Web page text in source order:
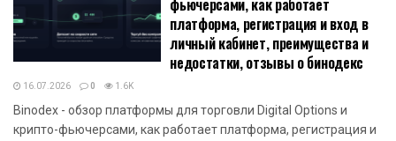
фьючерсами, как работает
платформа, регистрация и вход в
личный кабинет, преимущества и
недостатки, отзывы о бинодекс
16.07.2026 0 1.6K
Binodex - обзор платформы для торговли Digital Options и
крипто-фьючерсами, как работает платформа, регистрация и